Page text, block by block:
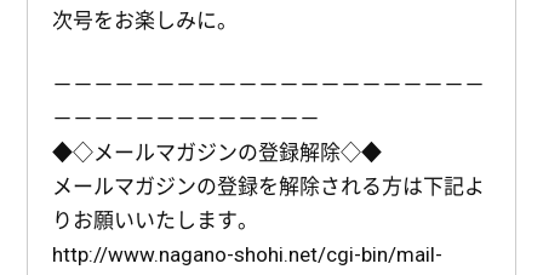
次号をお楽しみに。
－－－－－－－－－－－－－－－－－－－－－
－－－－－－－－－－－－－
◆◇メールマガジンの登録解除◇◆
メールマガジンの登録を解除される方は下記よ
りお願いいたします。
http://www.nagano-shohi.net/cgi-bin/mail-